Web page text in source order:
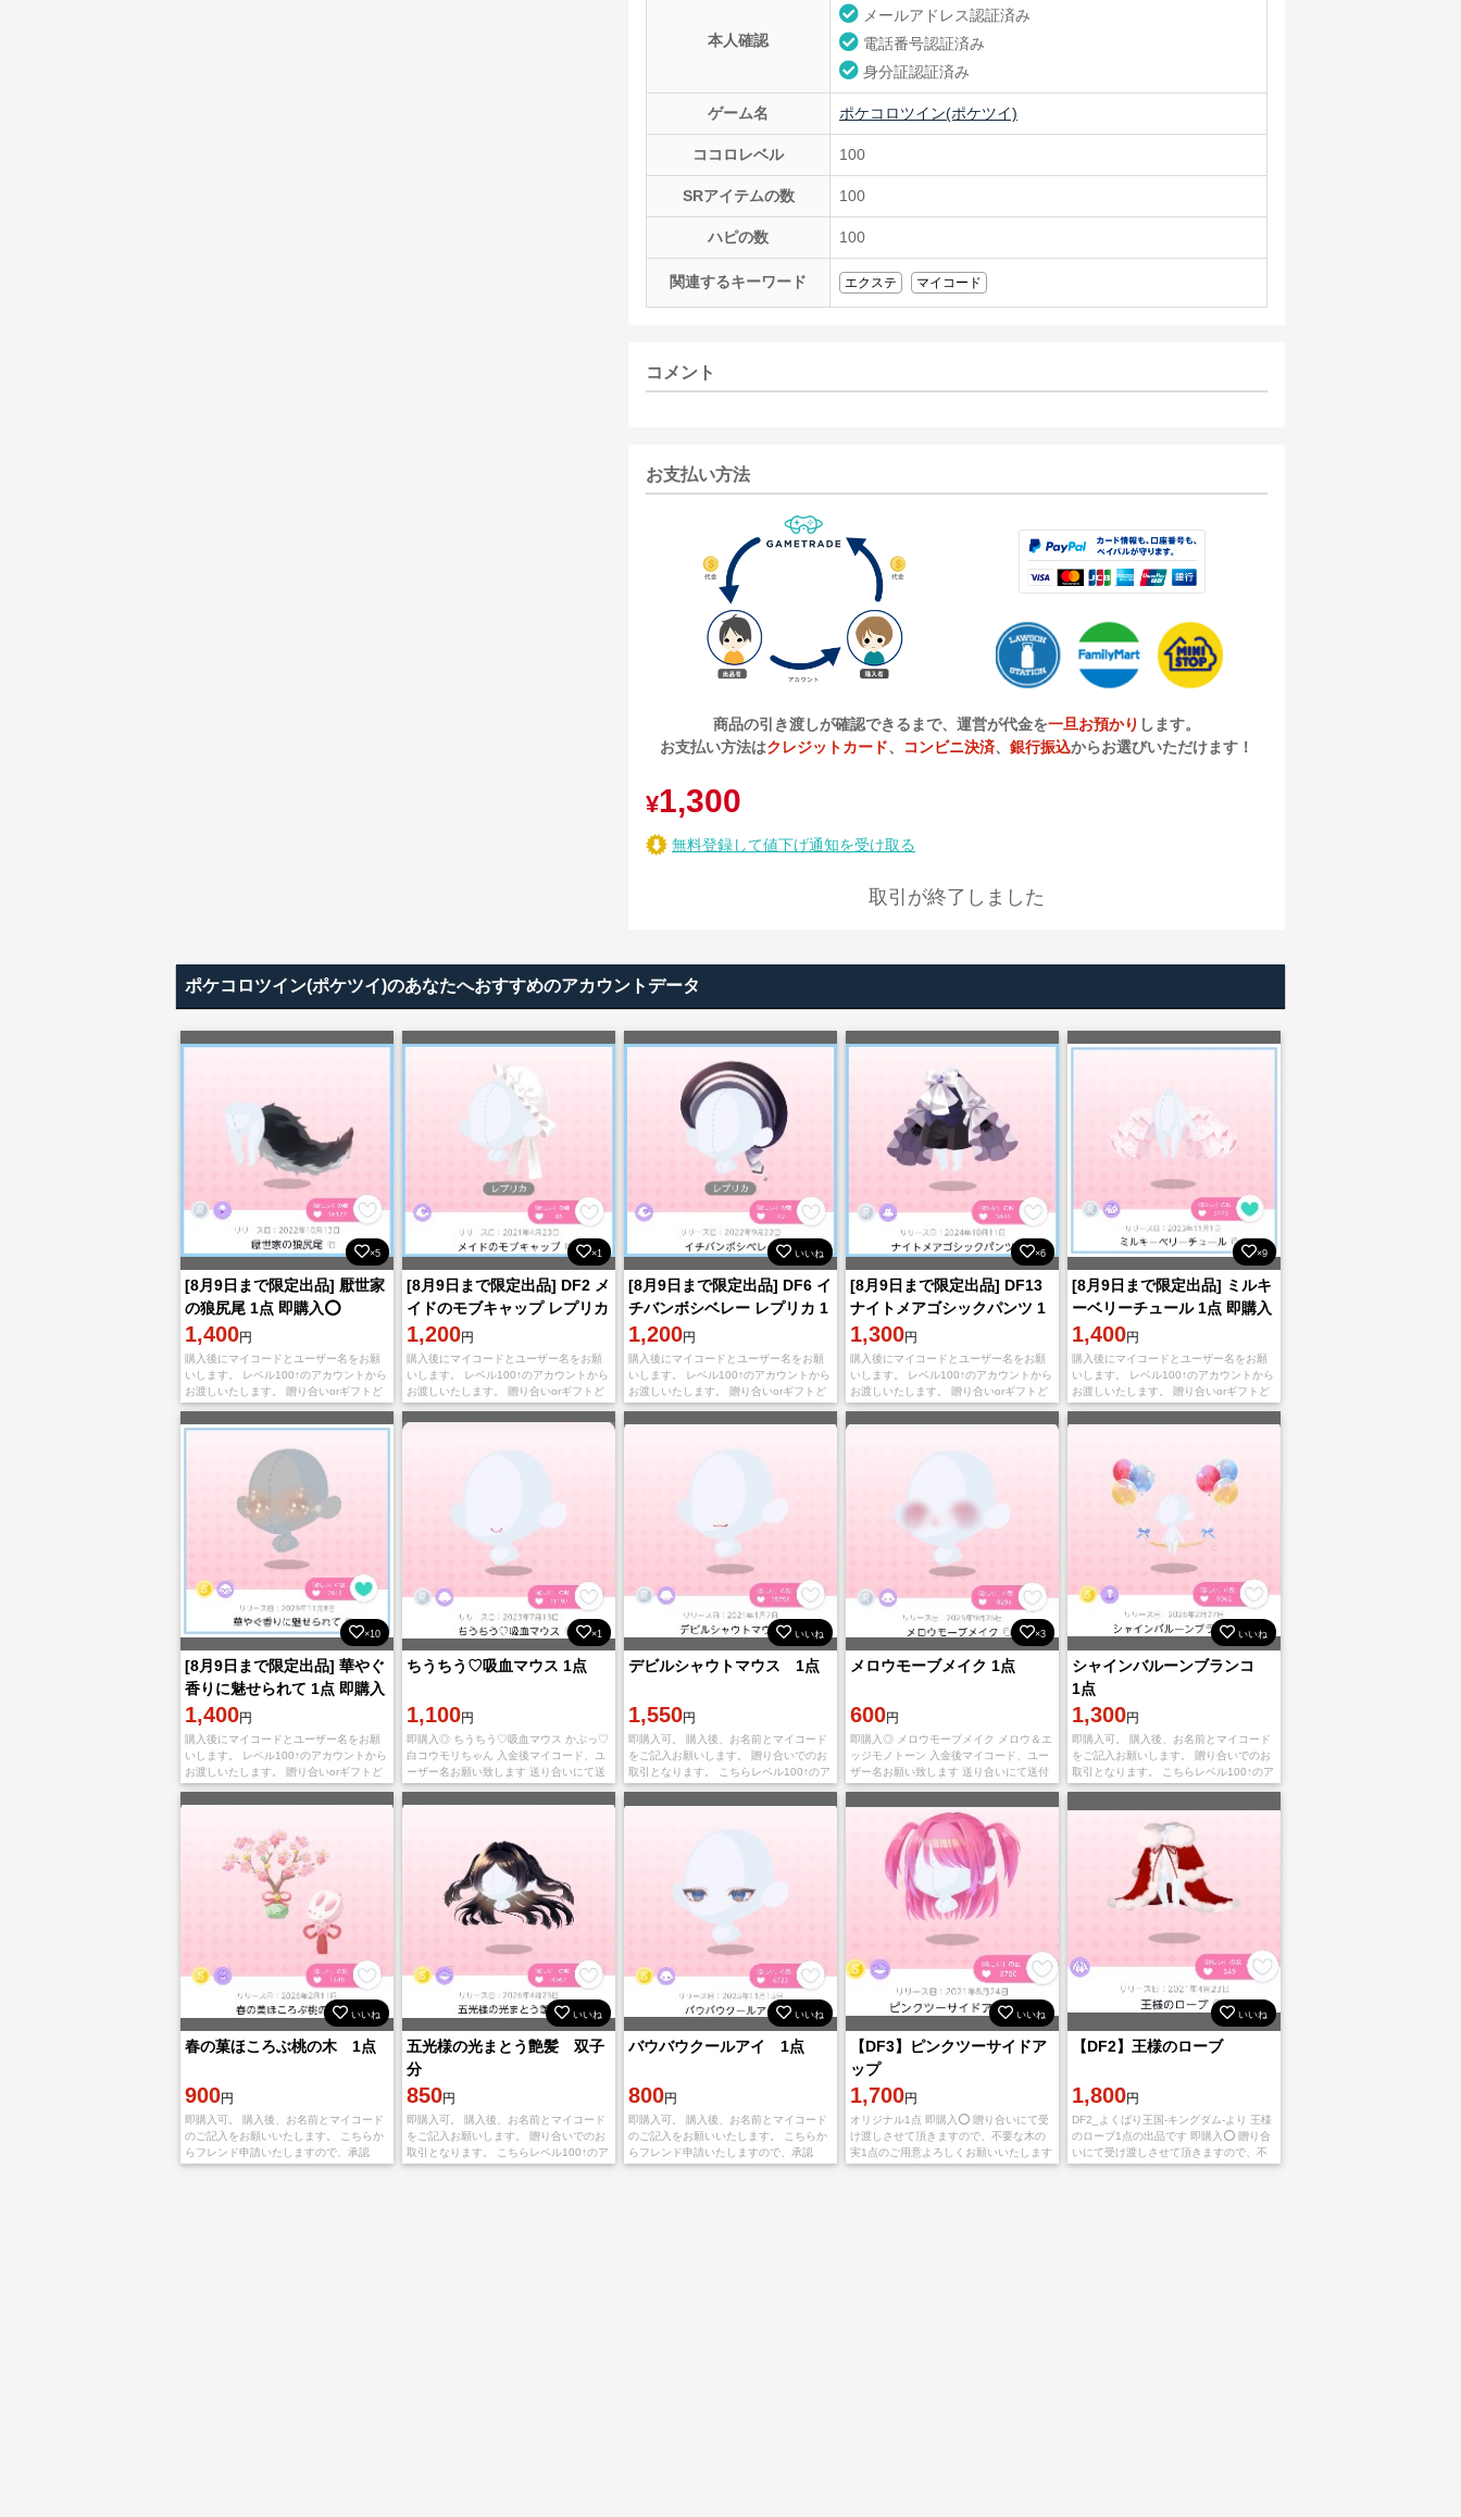
本人確認
メールアドレス認証済み
電話番号認証済み
身分証認証済み
ゲーム名 ポケコロツイン(ポケツイ)
ココロレベル 100
SRアイテムの数 100
ハピの数 100
関連するキーワード エクステ マイコード
コメント
お支払い方法
商品の引き渡しが確認できるまで、運営が代金を一旦お預かり します。
お支払い方法はクレジットカード、 コンビニ決済、 銀行振込からお選びいただけます！
¥1,300
無料登録して値下げ通知を受け取る
取引が終了しました
ポケコロツイン(ポケツイ)のあなたへおすすめのアカウントデータ
×5
[8月9日まで限定出品] 厭世家
の狼尻尾 1点 即購入⭕
1,400円
購入後にマイコードとユーザー名をお願
いします。 レベル100↑のアカウントから
お渡しいたします。 贈り合いorギフトど
ちらのお渡し方法でも対応可能です。
×1
[8月9日まで限定出品] DF2 メ
イドのモブキャップ レプリカ
1点 即購入⭕
1,200円
購入後にマイコードとユーザー名をお願
いします。 レベル100↑のアカウントから
お渡しいたします。 贈り合いorギフトど
ちらのお渡し方法でも対応可能です。
いいね
[8月9日まで限定出品] DF6 イ
チバンボシベレー レプリカ 1
点 即購入⭕
1,200円
購入後にマイコードとユーザー名をお願
いします。 レベル100↑のアカウントから
お渡しいたします。 贈り合いorギフトど
ちらのお渡し方法でも対応可能です。
×6
[8月9日まで限定出品] DF13
ナイトメアゴシックパンツ 1
点 即購入⭕
1,300円
購入後にマイコードとユーザー名をお願
いします。 レベル100↑のアカウントから
お渡しいたします。 贈り合いorギフトど
ちらのお渡し方法でも対応可能です。
×9
[8月9日まで限定出品] ミルキ
ーベリーチュール 1点 即購入️
⭕️
1,400円
購入後にマイコードとユーザー名をお願
いします。 レベル100↑のアカウントから
お渡しいたします。 贈り合いorギフトど
ちらのお渡し方法でも対応可能です。
×10
[8月9日まで限定出品] 華やぐ
香りに魅せられて 1点 即購入️
⭕️
1,400円
購入後にマイコードとユーザー名をお願
いします。 レベル100↑のアカウントから
お渡しいたします。 贈り合いorギフトど
ちらのお渡し方法でも対応可能です。
×1
ちうちう♡吸血マウス 1点
1,100円
即購入◎ ちうちう♡吸血マウス かぷっ♡
白コウモリちゃん 入金後マイコード、ユ
ーザー名お願い致します 送り合いにて送
付致します
いいね
デビルシャウトマウス 1点
1,550円
即購入可。 購入後、お名前とマイコード
をご記入お願いします。 贈り合いでのお
取引となります。 こちらレベル100↑のア
カウントです。
×3
メロウモーブメイク 1点
600円
即購入◎ メロウモーブメイク メロウ＆エ
ッジモノトーン 入金後マイコード、ユー
ザー名お願い致します 送り合いにて送付
致します
いいね
シャインバルーンブランコ
1点
1,300円
即購入可。 購入後、お名前とマイコード
をご記入お願いします。 贈り合いでのお
取引となります。 こちらレベル100↑のア
カウントです。
いいね
春の菓ほころぶ桃の木 1点
900円
即購入可。 購入後、お名前とマイコード
のご記入をお願いいたします。 こちらか
らフレンド申請いたしますので、承認
後、ご購入者様より不要な木の実等で贈
いいね
五光様の光まとう艶髪 双子
分
850円
即購入可。 購入後、お名前とマイコード
をご記入お願いします。 贈り合いでのお
取引となります。 こちらレベル100↑のア
カウントです。
いいね
バウバウクールアイ 1点
800円
即購入可。 購入後、お名前とマイコード
のご記入をお願いいたします。 こちらか
らフレンド申請いたしますので、承認
後、ご購入者様より不要な木の実等で贈
いいね
【DF3】ピンクツーサイドア
ップ
1,700円
オリジナル1点 即購入⭕️ 贈り合いにて受
け渡しさせて頂きますので、不要な木の
実1点のご用意よろしくお願いいたします
購入後、アカウント名とマイコードをお
いいね
【DF2】王様のローブ
1,800円
DF2_よくばり王国-キングダム-より 王様
のローブ1点の出品です 即購入⭕️ 贈り合
いにて受け渡しさせて頂きますので、不
要な木の実1点のご用意よろしくお願いい